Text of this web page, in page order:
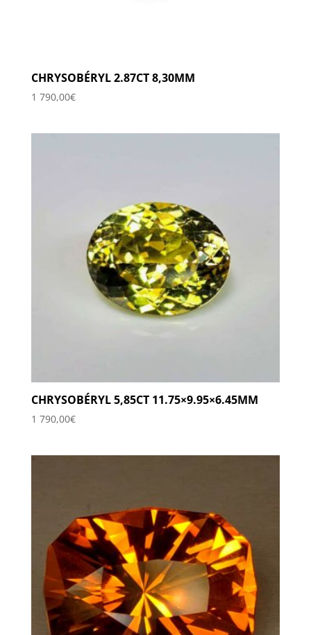
CHRYSOBÉRYL 2.87CT 8,30MM
1 790,00€
CHRYSOBÉRYL 5,85CT 11.75×9.95×6.45MM
1 790,00€